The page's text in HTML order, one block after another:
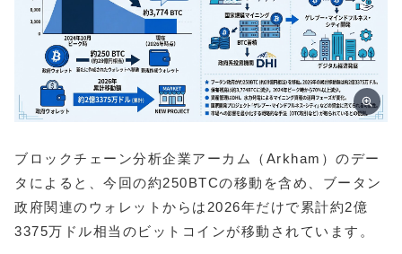
ブロックチェーン分析企業アーカム（Arkham）のデー
タによると、今回の約250BTCの移動を含め、ブータン
政府関連のウォレットからは2026年だけで累計約2億
3375万ドル相当のビットコインが移動されています。